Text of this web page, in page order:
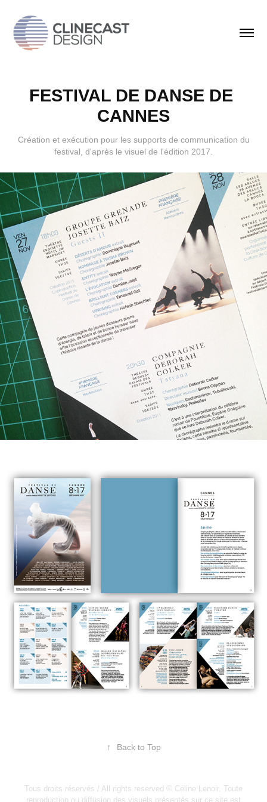
FESTIVAL DE DANSE DE
CANNES
Création et exécution pour les supports de communication du
festival, d'après le visuel de l'édition 2017.
↑ Back to Top
Tous droits réservés / All rights reserved © Céline Lenoir. Toute
reproduction ou diffusion des visuels présentés sur ce site est